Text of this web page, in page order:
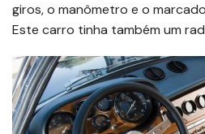
giros, o manômetro e o
Este carro tinha também um